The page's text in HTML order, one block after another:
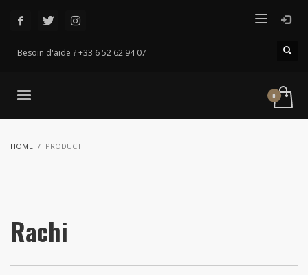
Besoin d'aide ? +33 6 52 62 94 07
HOME PRODUCT
Rachi